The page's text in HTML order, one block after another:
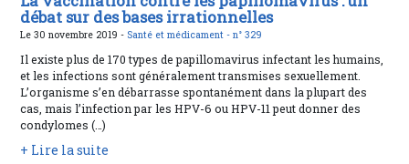
débat sur des bases irrationnelles
Le 30 novembre 2019 - Santé et médicament -n° 329
Il existe plus de 170 types de papillomavirus infectant les humains,
et les infections sont généralement transmises sexuellement.
L’organisme s’en débarrasse spontanément dans la plupart des
cas, mais l’infection par les HPV-6 ou HPV-11 peut donner des
condylomes (…)
+ Lire la suite